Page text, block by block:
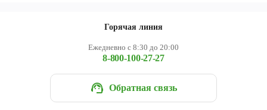
Горячая линия
Ежедневно с 8:30 до 20:00
8-800-100-27-27
Обратная связь